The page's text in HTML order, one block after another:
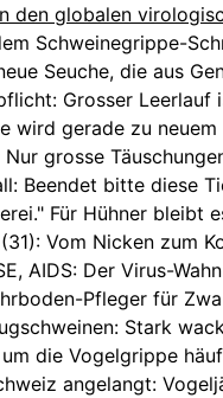
den globalen
Schweinegrippe-
Seuche, die aus
Grosser Leerlauf
wird gerade zu
grosse
Beendet bitte diese
Für Hühner bleibt
Vom Nicken zum
AIDS: Der Virus-
Pfleger für
Stark
die Vogelgrippe
angelangt: